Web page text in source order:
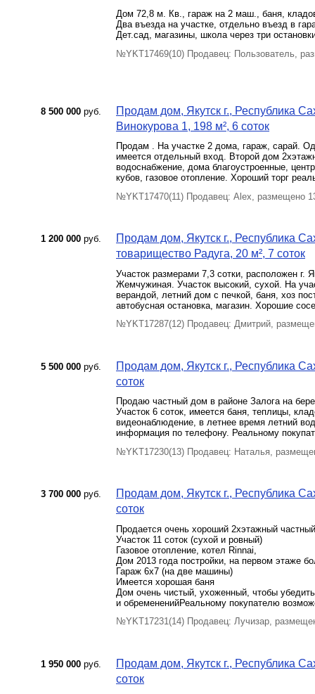
Дом 72,8 м. Кв., гараж на 2 маш., баня,
Два въезда на участке, отдельно въезд в
Дет.сад, магазины, школа через три
№YKT17469(10) Продавец: Пользователь,
8 500 000 руб.
Продам дом, Якутск г., Республика
Винокурова 1, 198 м², 6 соток
Продам . На участке 2 дома, гараж, сарай.
имеется отдельный вход. Второй дом
водоснабжение, дома благоустроенные,
кубов, газовое отопление. Хороший торг
№YKT17470(11) Продавец: Alex, размещено
1 200 000 руб.
Продам дом, Якутск г., Республика
товарищество Радуга, 20 м², 7 соток
Участок размерами 7,3 сотки, расположен
Жемчужиная. Участок высокий, сухой. На
верандой, летний дом с печкой, баня, хоз
автобусная остановка, магазин. Хорошие
№YKT17287(12) Продавец: Дмитрий,
5 500 000 руб.
Продам дом, Якутск г., Республика
соток
Продаю частный дом в районе Залога на
Участок 6 соток, имеется баня, теплицы,
видеонаблюдение, в летнее время летний
информация по телефону. Реальному
№YKT17230(13) Продавец: Наталья,
3 700 000 руб.
Продам дом, Якутск г., Республика
соток
Продается очень хороший 2хэтажный
Участок 11 соток (сухой и ровный)
Газовое отопление, котел Rinnai,
Дом 2013 года постройки, на первом этаже
Гараж 6х7 (на две машины)
Имеется хорошая баня
Дом очень чистый, ухоженный, чтобы
и обремененийРеальному покупателю
№YKT17231(14) Продавец: Лучизар,
1 950 000 руб.
Продам дом, Якутск г., Республика
соток